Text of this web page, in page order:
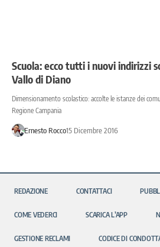
Scuola: ecco tutti i nuovi indirizzi
Vallo di Diano
Dimensionamento scolastico: accolte le istanze dei
Regione Campania
Ernesto Rocco15 Dicembre 2016
REDAZIONE CONTATTACI
COME VEDERCI SCARICA L’APP
GESTIONE RECLAMI CODICE DI